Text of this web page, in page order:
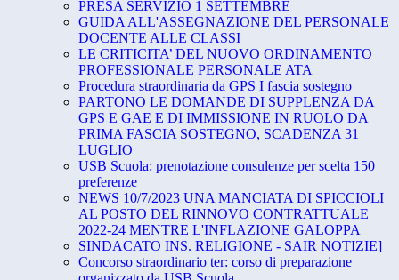
PRESA SERVIZIO 1 SETTEMBRE
GUIDA ALL'ASSEGNAZIONE DEL PERSONALE
DOCENTE ALLE CLASSI
LE CRITICITA’ DEL NUOVO ORDINAMENTO
PROFESSIONALE PERSONALE ATA
Procedura straordinaria da GPS I fascia sostegno
PARTONO LE DOMANDE DI SUPPLENZA DA
GPS E GAE E DI IMMISSIONE IN RUOLO DA
PRIMA FASCIA SOSTEGNO, SCADENZA 31
LUGLIO
USB Scuola: prenotazione consulenze per scelta 150
preferenze
NEWS 10/7/2023 UNA MANCIATA DI SPICCIOLI
AL POSTO DEL RINNOVO CONTRATTUALE
2022-24 MENTRE L'INFLAZIONE GALOPPA
SINDACATO INS. RELIGIONE - SAIR NOTIZIE]
Concorso straordinario ter: corso di preparazione